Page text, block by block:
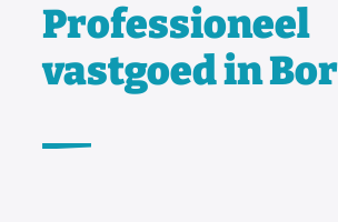
Professioneel
vastgoed in